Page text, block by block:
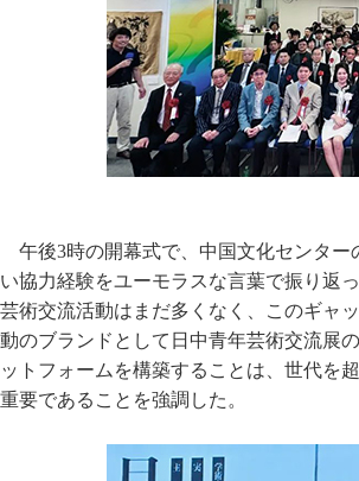
午後3時の開幕式で、中国文化センタ
い協力経験をユーモラスな言葉で振り返
芸術交流活動はまだ多くなく、このギャ
動のブランドとして日中青年芸術交流展
ットフォームを構築することは、世代を
重要であることを強調した。